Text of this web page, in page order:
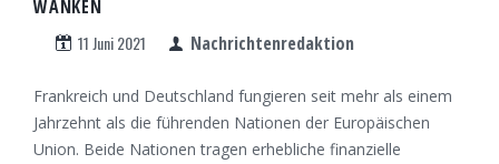
WANKEN
11 Juni 2021 Nachrichtenredaktion
Frankreich und Deutschland fungieren seit mehr als einem
Jahrzehnt als die führenden Nationen der Europäischen
Union. Beide Nationen tragen erhebliche finanzielle